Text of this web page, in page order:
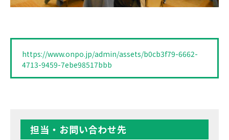
https://www.onpo.jp/admin/assets/b0cb3f79-6662-
4713-9459-7ebe98517bbb
担当・お問い合わせ先